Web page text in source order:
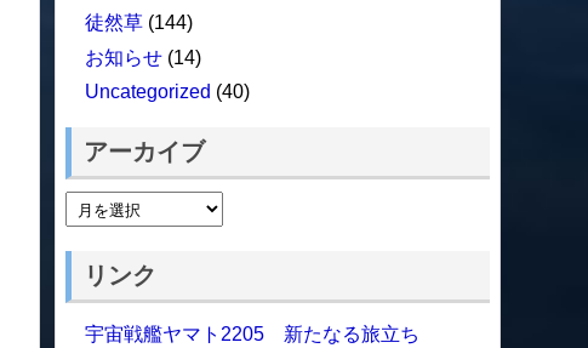
徒然草 (144)
お知らせ (14)
Uncategorized (40)
アーカイブ
リンク
宇宙戦艦ヤマト2205 新たなる旅立ち